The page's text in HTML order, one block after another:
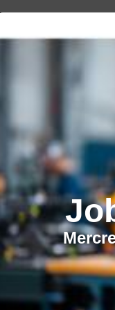
de l'alternance ?
ce contrat.